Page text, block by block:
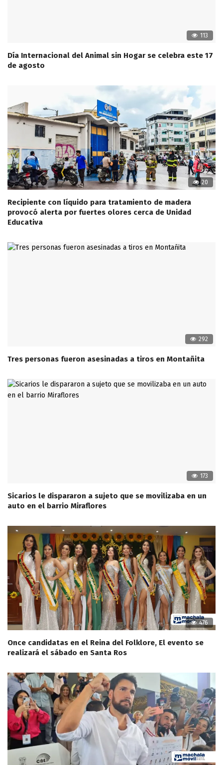
113
Día Internacional del Animal sin Hogar se celebra este 17
de agosto
20
Recipiente con líquido para tratamiento de madera
provocó alerta por fuertes olores cerca de Unidad
Educativa
292
Tres personas fueron asesinadas a tiros en Montañita
173
Sicarios le dispararon a sujeto que se movilizaba en un
auto en el barrio Miraflores
476
Once candidatas en el Reina del Folklore, El evento se
realizará el sábado en Santa Ros